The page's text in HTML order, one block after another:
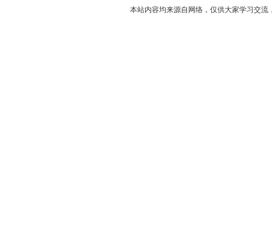
本站内容均来源自网络，仅供大家学习交